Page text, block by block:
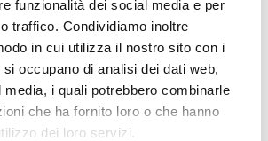
funzionalità dei social media e per
traffico. Condividiamo inoltre
in cui utilizza il nostro sito con i
occupano di analisi dei dati web,
media, i quali potrebbero combinarle
che ha fornito loro o che hanno
dei loro servizi.